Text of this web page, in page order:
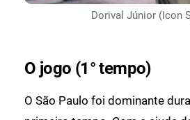
Dorival Júnior (Icon
O jogo (1° tempo)
O São Paulo foi dominante